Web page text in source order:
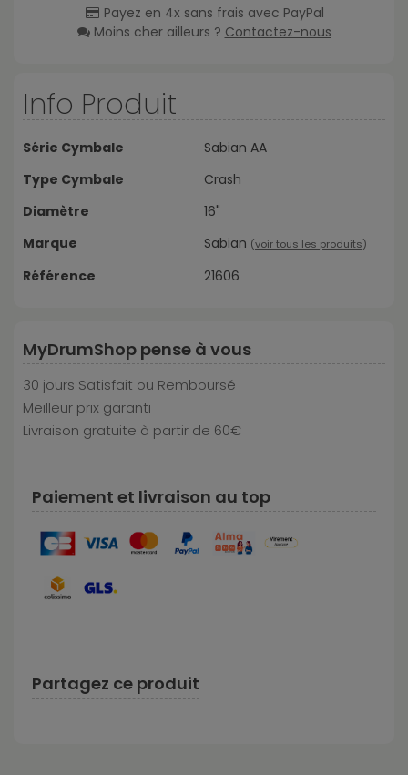
Payez en 4x sans frais avec PayPal
Moins cher ailleurs ? Contactez-nous
Info Produit
Série Cymbale
Sabian AA
Type Cymbale
Crash
Diamètre
16"
Marque
Sabian (voir tous les produits)
Référence 21606
MyDrumShop pense à vous
30 jours Satisfait ou Remboursé
Meilleur prix garanti
Livraison gratuite à partir de 60€
Paiement et livraison au top
Partagez ce produit